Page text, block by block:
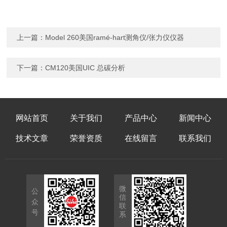
上一篇： Model 260美国ramé-hart测角仪/张力仪仪器
下一篇：CM120美国UIC 总碳分析
网站首页 关于我们 产品中心 新闻中心
技术文章 荣誉资质 在线留言 联系我们
公
众
号
微
信
联
系